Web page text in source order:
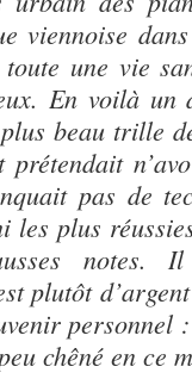
viennoise
une vie
En voilà
beau trille
pas de
les plus
notes.
plutôt
personnel :
chêné en ce